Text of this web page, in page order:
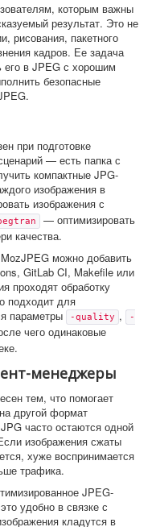
которым важны
результат. Это не
рисования, пакетного
кадров. Ее задача
его в JPEG с хорошим
безопасные
при подготовке
— есть папка с
компактные JPG-
изображения в
изображения с
— оптимизировать
качества.
можно добавить
GitLab CI, Makefile или
проходят обработку
подходит для
параметры
-quality ,
-
чего одинаковые
менеджеры
тем, что помогает
другой формат
часто остаются одной
изображения сжаты
хуже воспринимается
трафика.
JPEG-
удобно в связке с
кладутся в